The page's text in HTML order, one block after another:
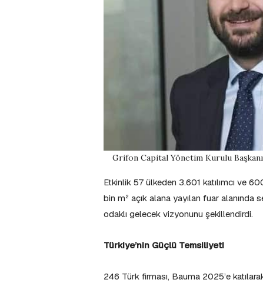
Grifon Capital Yönetim Kurulu
Etkinlik 57 ülkeden 3.601 katılımcı ve
bin m² açık alana yayılan fuar
odaklı gelecek vizyonunu şekillendirdi.
Türkiye’nin Güçlü Temsiliyeti
246 Türk firması, Bauma 2025’e